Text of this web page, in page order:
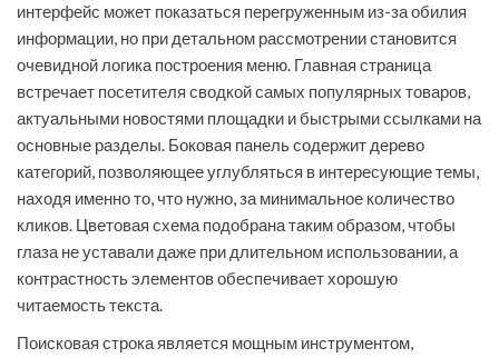
интерфейс может показаться перегруженным из-за обилия
информации, но при детальном рассмотрении становится
очевидной логика построения меню. Главная страница
встречает посетителя сводкой самых популярных товаров,
актуальными новостями площадки и быстрыми ссылками на
основные разделы. Боковая панель содержит дерево
категорий, позволяющее углубляться в интересующие темы,
находя именно то, что нужно, за минимальное количество
кликов. Цветовая схема подобрана таким образом, чтобы
глаза не уставали даже при длительном использовании, а
контрастность элементов обеспечивает хорошую
читаемость текста.
Поисковая строка является мощным инструментом,